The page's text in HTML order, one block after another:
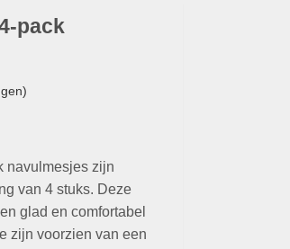
pack
navulmesjes zijn
van 4 stuks. Deze
glad en comfortabel
zijn voorzien van een